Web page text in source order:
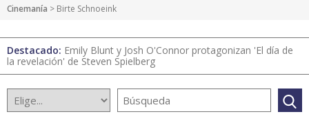
Cinemanía > Birte Schnoeink
Destacado: Emily Blunt y Josh O'Connor protagonizan 'El día de
la revelación' de Steven Spielberg